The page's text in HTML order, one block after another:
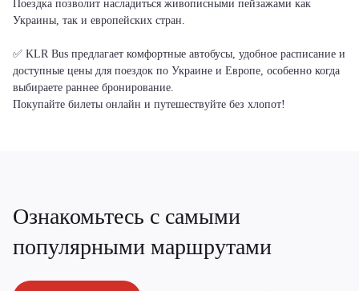
Поездка позволит насладиться живописными пейзажами как
Украины, так и европейских стран.
✅ KLR Bus предлагает комфортные автобусы, удобное расписание и
доступные цены для поездок по Украине и Европе, особенно когда
выбираете раннее бронирование.
Покупайте билеты онлайн и путешествуйте без хлопот!
Ознакомьтесь с самыми
популярными маршрутами